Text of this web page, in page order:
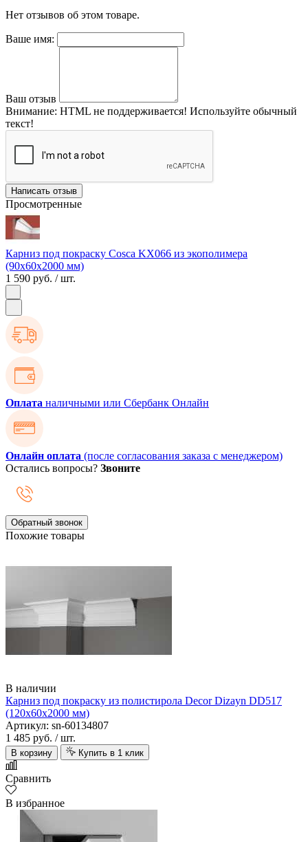
Нет отзывов об этом товаре.
Ваше имя:
Ваш отзыв
Внимание: HTML не поддерживается! Используйте обычный
текст!
Написать отзыв
Просмотренные
Карниз под покраску Cosca KX066 из экополимера
(90х60х2000 мм)
1 590 руб. / шт.
Оплата наличными или Сбербанк Онлайн
Онлайн оплата (после согласования заказа с менеджером)
Остались вопросы? Звоните
Обратный звонок
Похожие товары
В наличии
Карниз под покраску из полистирола Decor Dizayn DD517
(120х60х2000 мм)
Артикул: sn-60134807
1 485 руб. / шт.
В корзину Купить в 1 клик
Сравнить
В избранное